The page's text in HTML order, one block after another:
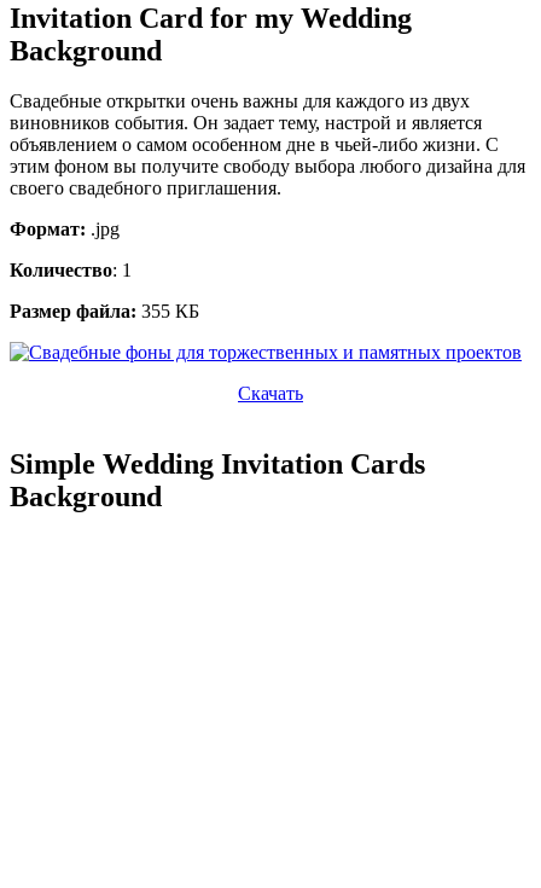
Invitation Card for my Wedding
Background
Свадебные открытки очень важны для каждого из двух
виновников события. Он задает тему, настрой и является
объявлением о самом особенном дне в чьей-либо жизни. С
этим фоном вы получите свободу выбора любого дизайна для
своего свадебного приглашения.
Формат: .jpg
Количество: 1
Размер файла: 355 КБ
Скачать
Simple Wedding Invitation Cards
Background